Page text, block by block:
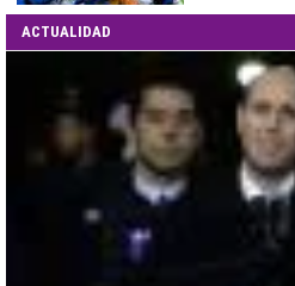
ACTUALIDAD